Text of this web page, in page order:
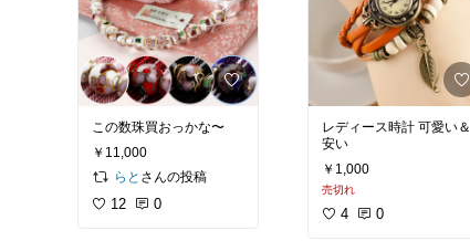
この数珠買おっかな〜
￥11,000
らと さんの投稿
12 0
レディース時計 可愛い＆
安い
￥1,000
売切れ
4 0